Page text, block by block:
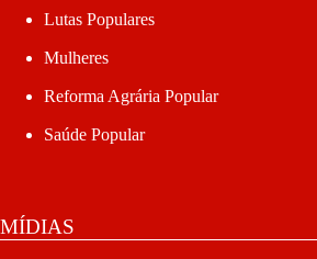
Lutas Populares
Mulheres
Reforma Agrária Popular
Saúde Popular
MÍDIAS